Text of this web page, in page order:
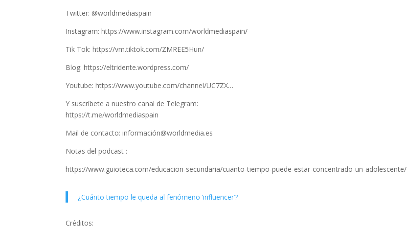
Twitter: @worldmediaspain
Instagram: https://www.instagram.com/worldmediaspain/
Tik Tok: https://vm.tiktok.com/ZMREE5Hun/
Blog: https://eltridente.wordpress.com/
Youtube: https://www.youtube.com/channel/UC7ZX…
Y suscríbete a nuestro canal de Telegram:
https://t.me/worldmediaspain
Mail de contacto: información@worldmedia.es
Notas del podcast :
https://www.guioteca.com/educacion-secundaria/cuanto-tiempo-puede-estar-concentrado-un-adolescente/
¿Cuánto tiempo le queda al fenómeno ‘influencer’?
Créditos: